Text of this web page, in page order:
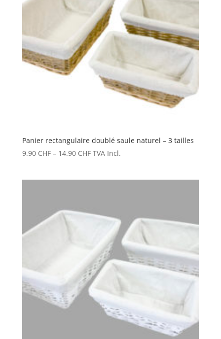
Panier rectangulaire doublé saule naturel – 3 tailles
9.90 CHF– 14.90 CHF TVA Incl.